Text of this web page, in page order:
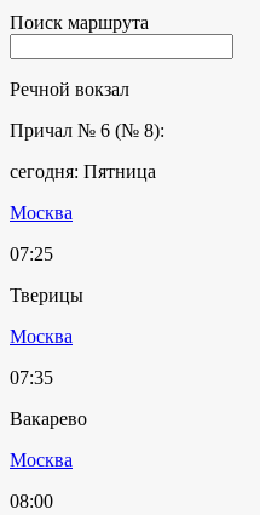
Поиск маршрута
Речной вокзал
Причал № 6 (№ 8):
сегодня: Пятница
Москва
07:25
Тверицы
Москва
07:35
Вакарево
Москва
08:00